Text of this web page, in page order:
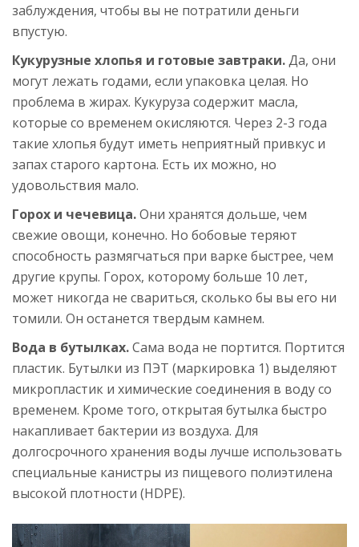
заблуждения, чтобы вы не потратили деньги
впустую.
Кукурузные хлопья и готовые завтраки.Да, они
могут лежать годами, если упаковка целая. Но
проблема в жирах. Кукуруза содержит масла,
которые со временем окисляются. Через 2-3 года
такие хлопья будут иметь неприятный привкус и
запах старого картона. Есть их можно, но
удовольствия мало.
Горох и чечевица.Они хранятся дольше, чем
свежие овощи, конечно. Но бобовые теряют
способность размягчаться при варке быстрее, чем
другие крупы. Горох, которому больше 10 лет,
может никогда не свариться, сколько бы вы его ни
томили. Он останется твердым камнем.
Вода в бутылках.Сама вода не портится. Портится
пластик. Бутылки из ПЭТ (маркировка 1) выделяют
микропластик и химические соединения в воду со
временем. Кроме того, открытая бутылка быстро
накапливает бактерии из воздуха. Для
долгосрочного хранения воды лучше использовать
специальные канистры из пищевого полиэтилена
высокой плотности (HDPE).